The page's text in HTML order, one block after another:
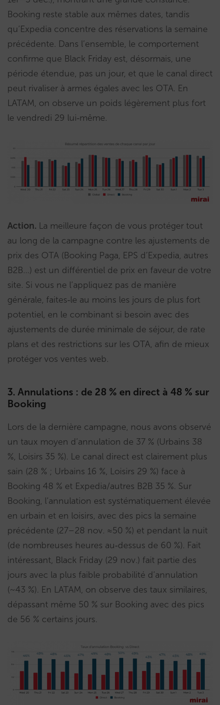
Booking reste stable aux mêmes dates, tandis
qu’Expedia concentre des réservations la semaine
précédente. Dans l’ensemble, le comportement
confirme que Black Friday est, désormais, une
période étendue, pas un jour, et que le canal direct
peut rivaliser à armes égales avec les OTA. En
LATAM, on observe un poids légèrement plus fort
le vendredi 29 lui‑même.
Action. La meilleure façon de vous protéger tout
au long de la campagne contre les ajustements de
prix des OTA (Booking Paga, EPS d’Expedia, autres
B2B…) est un différentiel de prix en faveur de votre
site. Si vous ne l’appliquez pas de manière
générale, faites‑le au moins les jours de plus fort
potentiel, en le combinant si besoin avec des
ajustements de durée minimale de séjour, de rate
plans et des restrictions sur les OTA, afin de mieux
protéger vos ventes web.
3. Annulations : de 28 % en direct à 48 % sur
Booking
Lors de la dernière campagne, nous avons observé
un taux moyen d’annulation de 37 % (Urbains 38
%, Loisirs 35 %). Le canal direct est clairement plus
sain (28 % ; Urbains 16 %, Loisirs 29 %) face à
Booking 48 % et Expedia/autres B2B 35 %. Sur
Booking, l’annulation est systématiquement élevée
en urbain et en loisirs, avec des pics la semaine
précédente (27–28 nov. ≈50 %) et pendant la nuit
(de nombreuses heures au‑dessus de 60 %). Fait
intéressant, Black Friday (29 nov.) fait partie des
jours avec la plus faible probabilité d’annulation
(~43 %). En LATAM, on observe des taux similaires,
dépassant même 50 % sur Booking avec des pics
de 56 % certains jours.